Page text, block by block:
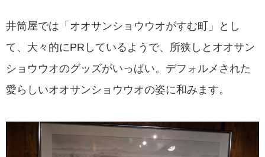
井筒屋では「オオサンショウウオがすむ町」とし
て、大々的にPRしているようで、所狭しとオオサン
ショウウオのグッズがいっぱい。デフォルメされた
愛らしいオオサンショウウオの姿に和みます。